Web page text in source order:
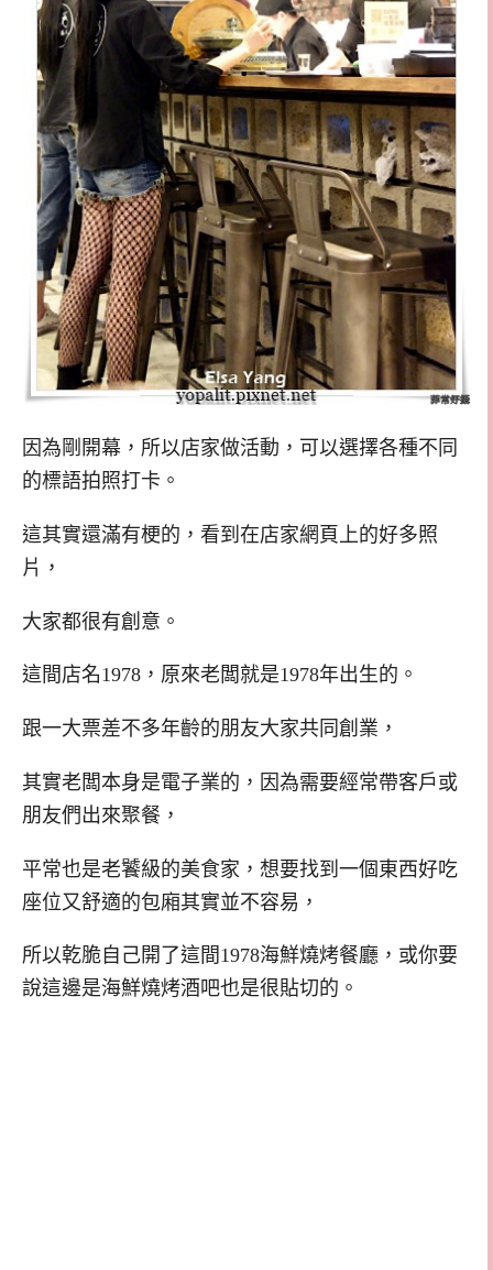
因為剛開幕，所以店家做活動，可以選擇各種不同
的標語拍照打卡。
這其實還滿有梗的，看到在店家網頁上的好多照
片，
大家都很有創意。
這間店名1978，原來老闆就是1978年出生的。
跟一大票差不多年齡的朋友大家共同創業，
其實老闆本身是電子業的，因為需要經常帶客戶或
朋友們出來聚餐，
平常也是老饕級的美食家，想要找到一個東西好吃
座位又舒適的包廂其實並不容易，
所以乾脆自己開了這間1978海鮮燒烤餐廳，或你要
說這邊是海鮮燒烤酒吧也是很貼切的。